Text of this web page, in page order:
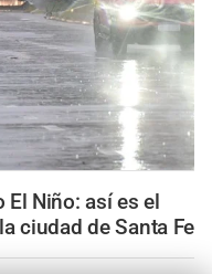
El Niño: así es el
ciudad de Santa Fe